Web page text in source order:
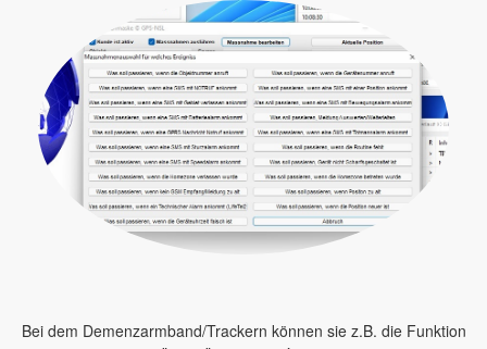
Bei dem Demenzarmband/Trackern können sie z.B. die Funktion